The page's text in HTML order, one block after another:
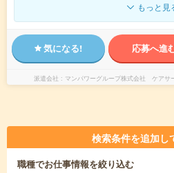
もっと見
気になる! 応募へ進
派遣会社 マンパワーグループ株式会社 ケアサ
検索条件を追加し
職種でお仕事情報を絞り込む